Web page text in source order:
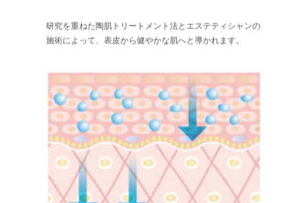
研究を重ねた陶肌トリートメント法とエステティシャンの
施術によって、表皮から健やかな肌へと導かれます。